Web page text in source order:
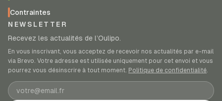
Contraintes
NEWSLETTER
Recevez les actualités de l’Oulipo.
En vous inscrivant, vous acceptez de recevoir nos actualités par e-mail
via Brevo. Votre adresse est utilisée uniquement pour cet envoi et vous
pourrez vous désinscrire à tout moment. Politique de confidentialité.
Adresse e-mail